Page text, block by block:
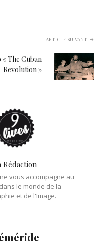
ARTICLE SUIVANT
The Cuban
Revolution »
Rédaction
vous accompagne au
le monde de la
et de l'Image.